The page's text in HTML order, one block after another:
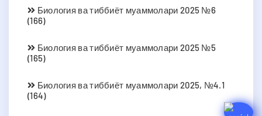
Биология ва тиббиёт муаммолари 2025 №6
(166)
Биология ва тиббиёт муаммолари 2025 №5
(165)
Биология ва тиббиёт муаммолари 2025, №4.1
(164)